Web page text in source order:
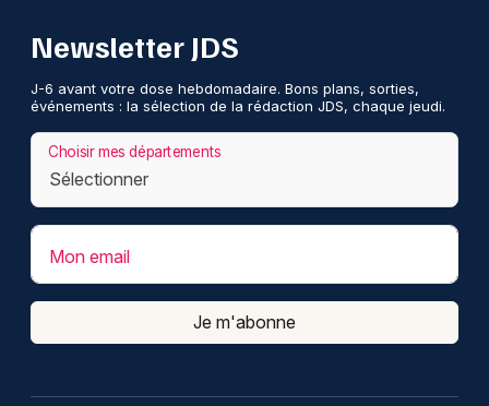
Newsletter JDS
J-6 avant votre dose hebdomadaire. Bons plans, sorties,
événements : la sélection de la rédaction JDS, chaque jeudi.
Choisir mes départements
Mon email
Je m'abonne